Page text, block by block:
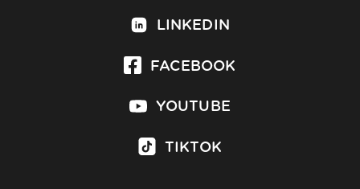
LINKEDIN
FACEBOOK
YOUTUBE
TIKTOK